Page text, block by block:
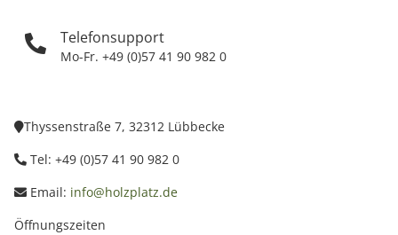
Telefonsupport
Mo-Fr. +49 (0)57 41 90 982 0
Thyssenstraße 7, 32312 Lübbecke
Tel: +49 (0)57 41 90 982 0
Email: info@holzplatz.de
Öffnungszeiten